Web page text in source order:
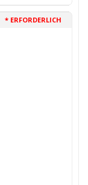
* ERFORDERLICH